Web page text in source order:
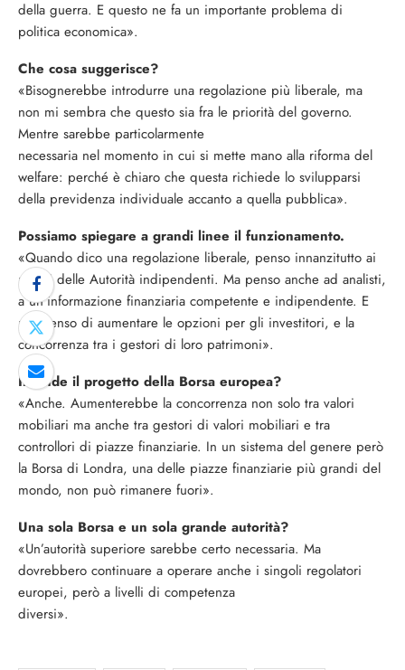
della guerra. E questo ne fa un importante problema di
politica economica».
Che cosa suggerisce?
«Bisognerebbe introdurre una regolazione più liberale, ma
non mi sembra che questo sia fra le priorità del governo.
Mentre sarebbe particolarmente
necessaria nel momento in cui si mette mano alla riforma del
welfare: perché è chiaro che questa richiede lo svilupparsi
della previdenza individuale accanto a quella pubblica».
Possiamo spiegare a grandi linee il funzionamento.
«Quando dico una regolazione liberale, penso innanzitutto ai
poteri delle Autorità indipendenti. Ma penso anche ad analisti,
a un’informazione finanziaria competente e indipendente. E
poi penso di aumentare le opzioni per gli investitori, e la
concorrenza tra i gestori di loro patrimoni».
Intende il progetto della Borsa europea?
«Anche. Aumenterebbe la concorrenza non solo tra valori
mobiliari ma anche tra gestori di valori mobiliari e tra
controllori di piazze finanziarie. In un sistema del genere però
la Borsa di Londra, una delle piazze finanziarie più grandi del
mondo, non può rimanere fuori».
Una sola Borsa e un sola grande autorità?
«Un’autorità superiore sarebbe certo necessaria. Ma
dovrebbero continuare a operare anche i singoli regolatori
europei, però a livelli di competenza
diversi».